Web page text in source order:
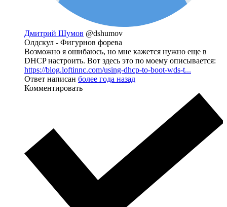
Дмитрий Шумов @dshumov
Олдскул - Фигурнов форева
Возможно я ошибаюсь, но мне кажется нужно еще в
DHCP настроить. Вот здесь это по моему описывается:
https://blog.loftinnc.com/using-dhcp-to-boot-wds-t...
Ответ написан более года назад
Комментировать